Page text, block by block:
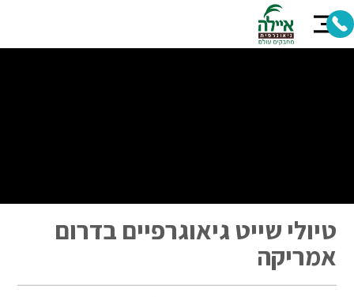
טיולי שייט גיאוגרפיים בדרום
אמריקה